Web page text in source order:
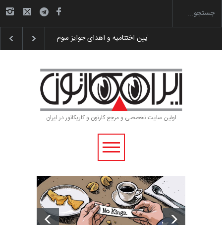
گزارش تصویری آیین اختتامیه و اهدای جوایز سوم…
اولین سایت تخصصی و مرجع کارتون و کاریکاتور در ایران